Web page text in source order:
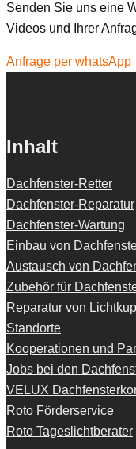
Senden Sie uns eine
Videos und Ihrer
Anfrage per whatsApp
Inhalt
Dachfenster-Retter
Dachfenster-Reparatur
Dachfenster-Wartung
Einbau von
Austausch von
Zubehör für
Reparatur von
Standorte
Kooperationen und
Jobs bei den
VELUX
Roto Förderservice
Roto Tageslichtberater